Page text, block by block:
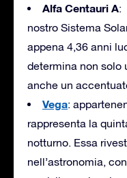
Alfa Centauri A:
nostro Sistema
appena 4,36 anni
determina non solo
anche un
Vega:
rappresenta la
notturno. Essa
nell’astronomia,